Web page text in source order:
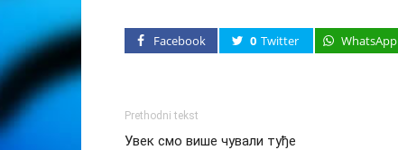
Facebook 0 Twitter WhatsApp
Prethodni tekst
Увек смо више чували туђе